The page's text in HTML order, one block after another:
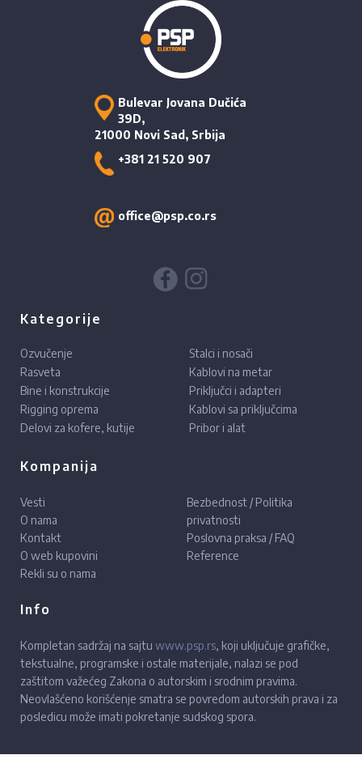
Bulevar Jovana Dučića
39D,
21000 Novi Sad, Srbija
+381 21 520 907
office@psp.co.rs
Kategorije
Ozvučenje
Rasveta
Bine i konstrukcije
Rigging oprema
Delovi za kofere, kutije
Stalci i nosači
Kablovi na metar
Priključci i adapteri
Kablovi sa priključcima
Pribor i alat
Kompanija
Vesti
O nama
Kontakt
O web kupovini
Rekli su o nama
Bezbednost / Politika
privatnosti
Poslovna praksa / FAQ
Reference
Info
Kompletan sadržaj na sajtu www.psp.rs, koji uključuje grafičke,
tekstualne, programske i ostale materijale, nalazi se pod
zaštitom važećeg Zakona o autorskim i srodnim pravima.
Neovlašćeno korišćenje smatra se povredom autorskih prava i za
posledicu može imati pokretanje sudskog spora.